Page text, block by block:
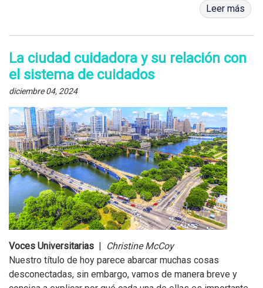
Leer más
La ciudad cuidadora y su relación con
el sistema de cuidados
diciembre 04, 2024
Voces Universitarias
Christine McCoy
Nuestro título de hoy parece abarcar muchas cosas
desconectadas, sin embargo, vamos de manera breve y